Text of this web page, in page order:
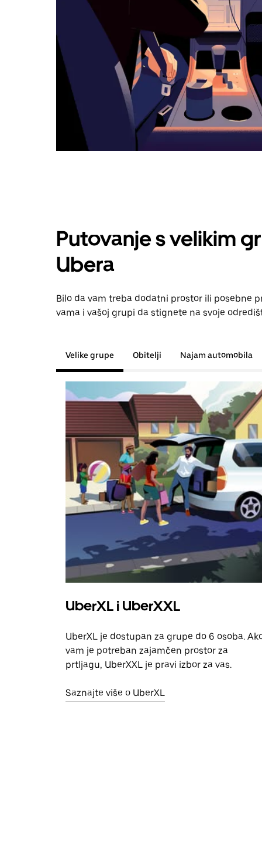
Putovanje s velikim
Ubera
Bilo da vam treba dodatni prostor ili posebne
vama i vašoj grupi da stignete na svoje
Velike grupe Obitelji Najam automobila
UberXL i UberXXL
UberXL je dostupan za grupe do 6 osoba.
vam je potreban zajamčen prostor za
prtljagu, UberXXL je pravi izbor za vas.
Saznajte više o UberXL